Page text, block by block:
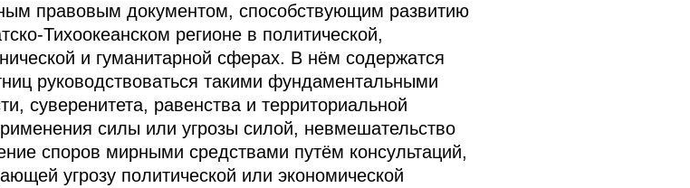
правовым документом, способствующим развитию
Тихоокеанском регионе в политической,
и гуманитарной сферах. В нём содержатся
руководствоваться такими фундаментальными
суверенитета, равенства и территориальной
силы или угрозы силой, невмешательство
споров мирными средствами путём консультаций,
угрозу политической или экономической